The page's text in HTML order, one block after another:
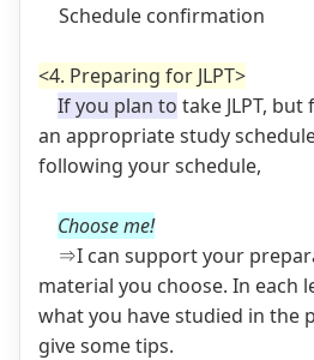
Schedule confirmation
<4. Preparing for JLPT>
If you plan to take JLPT,
an appropriate study
following your schedule,
Choose me!
⇒I can support your
material you choose. In each
what you have studied in the
give some tips.